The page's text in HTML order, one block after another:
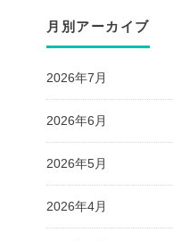
月別アーカイブ
2026年7月
2026年6月
2026年5月
2026年4月